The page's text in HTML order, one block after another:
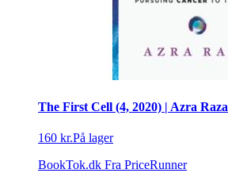
The First Cell (4, 2020) | Azra Raza
160 kr.På lager
BookTok.dk Fra PriceRunner